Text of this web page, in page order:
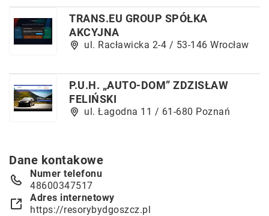
TRANS.EU GROUP SPÓŁKA
AKCYJNA
ul. Racławicka 2-4 / 53-146 Wrocław
P.U.H. „AUTO-DOM” ZDZISŁAW
FELIŃSKI
ul. Łagodna 11 / 61-680 Poznań
Dane kontakowe
Numer telefonu
48600347517
Adres internetowy
https://resorybydgoszcz.pl